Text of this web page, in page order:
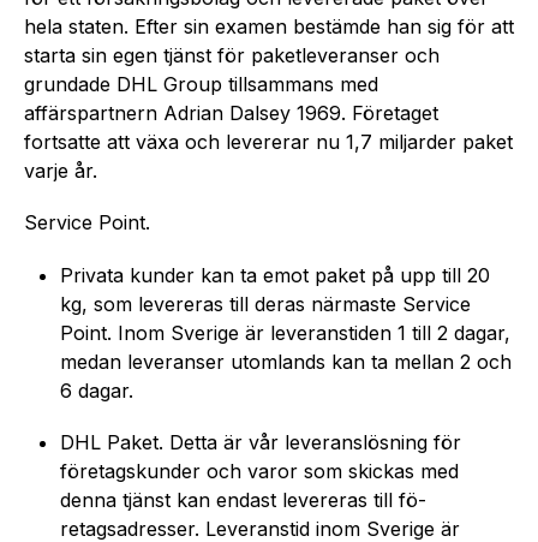
hela staten. Efter sin examen bestämde han sig för att
starta sin egen tjänst för paketleveranser och
grundade DHL Group tillsammans med
affärspartnern Adrian Dalsey 1969. Företaget
fortsatte att växa och levererar nu 1,7 miljarder paket
varje år.
Service Point.
Privata kunder kan ta emot paket på upp till 20
kg, som levereras till deras närmaste Service
Point. Inom Sverige är leveranstiden 1 till 2 dagar,
medan leveranser utomlands kan ta mellan 2 och
6 dagar.
DHL Paket. Detta är vår leveranslösning för
företagskunder och varor som skickas med
denna tjänst kan endast levereras till fö­
retagsadresser. Leveranstid inom Sverige är